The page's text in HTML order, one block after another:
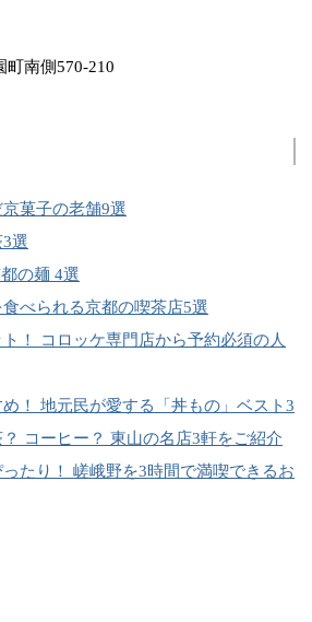
町南側570-210
菓子の老舗9選
選
の麺 4選
べられる京都の喫茶店5選
！ コロッケ専門店から予約必須の人
！ 地元民が愛する「丼もの」ベスト3
コーヒー？ 東山の名店3軒をご紹介
たり！ 嵯峨野を3時間で満喫できるお